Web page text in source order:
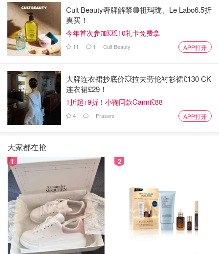
Cult Beauty奢牌解禁🔴祖玛珑、Le Labo6.5折
爽买！
今年首次参加💥£10礼卡免费拿
11 1 Cult Beauty APP打开
大牌连衣裙抄底价💥拉夫劳伦衬衫裙£130 CK
连衣裙£29！
1折起+9折！小鞠同款Ganni£88
4 Frasers APP打开
大家都在抢
1 2